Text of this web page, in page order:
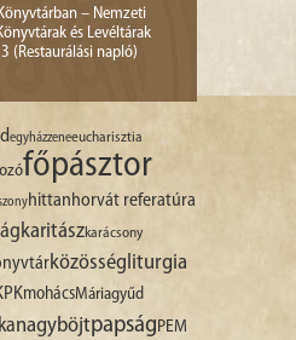
– Nemzeti
és Levéltárak
(Restaurálási napló)
egyházzeneeucharisztia
főpásztor
hittanhorvát referatúra
karitászkarácsony
közösségliturgia
mohácsMáriagyűd
nagyböjtpapság PEM